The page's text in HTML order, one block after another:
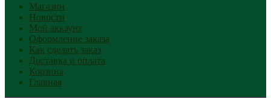
Магазин
Новости
Мой аккаунт
Оформление заказа
Как сделать заказ
Доставка и оплата
Корзина
Главная